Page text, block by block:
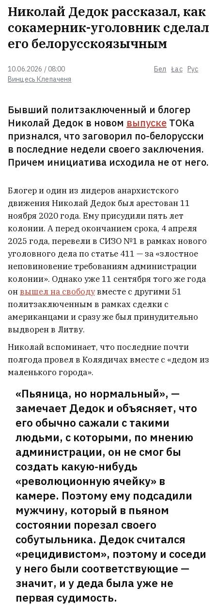
Винцесь Клепаченя
10.06.2026 / 08:00 Бел Łac Рус
Николай Дедок рассказал, как
сокамерник-уголовник сделал
его белорусскоязычным
Бывший политзаключенный и блогер
Николай Дедок в новом выпуске ТОКа
признался, что заговорил по-белорусски
в последние недели своего заключения.
Причем инициатива исходила не от него.
Блогер и один из лидеров анархистского
движения Николай Дедок был арестован 11
ноября 2020 года. Ему присудили пять лет
колонии. А перед окончанием срока, 4 апреля
2025 года, перевели в СИЗО №1 в рамках нового
уголовного дела по статье 411 — за «злостное
неповиновение требованиям администрации
колонии». Однако уже 11 сентября того же года
онвышел на свободувместе с другими 51
политзаключенным в рамках сделки с
американцами и сразу же был принудительно
выдворен в Литву.
Николай вспоминает, что последние почти
полгода провел в Колядичах вместе с «дедом из
маленького города».
«Пьяница, но нормальный», —
замечает Дедок и объясняет, что
его обычно сажали с такими
людьми, с которыми, по мнению
администрации, он не смог бы
создать какую-нибудь
«революционную ячейку» в
камере. Поэтому ему подсадили
мужчину, который в пьяном
состоянии порезал своего
собутыльника. Дедок считался
«рецидивистом», поэтому и соседи
у него были соответствующие —
значит, и у деда была уже не
первая судимость.
Сын депортированного польского
солдата из-под Новогрудка
отсудил $180 тысяч за страдания
отца в советском лагере
Немецкая дипломат в Минске в
парке Янки Купалы прочла
стихотворение белорусского
Белорусский мужской хор
«Касары» снялся в третьем
сезоне популярного польского
сериала «1670»
3
ранение в живот, но еще сутки
пил с обидчиком и только потом
пошел к врачу
В Мозыре просто пекло. Там уже
+35°C
Статкевич о «Ночи музеев» в
Минске: Мы поняли, что люди
аплодировали не саксофонисту, а
нам с женой
22